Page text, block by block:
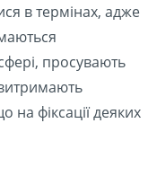
в термінах, адже
просувають
на фіксації деяких